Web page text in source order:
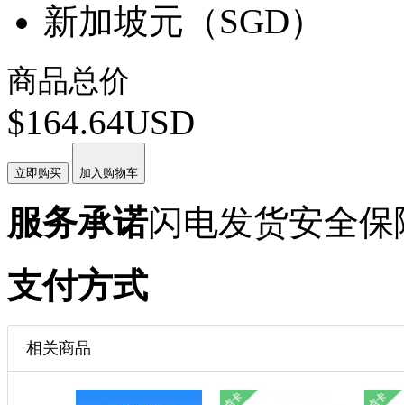
新加坡元（SGD）
商品总价
$164.64USD
立即购买 加入购物车
服务承诺闪电发货安全保
支付方式
相关商品